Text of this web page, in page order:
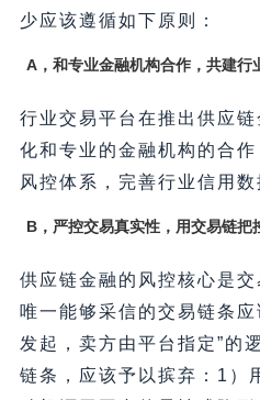
少应该遵循如下原则：
A，和专业金融机构合作，共建行
行业交易平台在推出供应
化和专业的金融机构的合
风控体系，完善行业信用数
B，严控交易真实性，用交易链把
供应链金融的风控核心是
唯一能够采信的交易链条
发起，卖方由平台指定”的
链条，应该予以摈弃：1）